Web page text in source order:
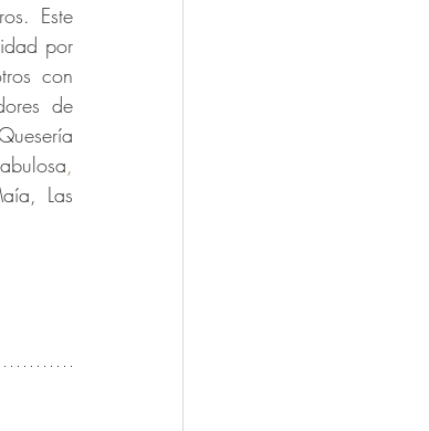
Este
por
con
de
Las